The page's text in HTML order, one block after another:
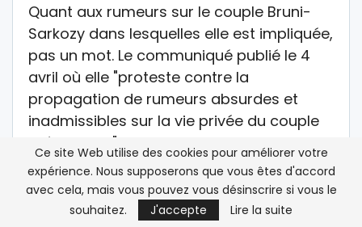
Quant aux rumeurs sur le couple Bruni-
Sarkozy dans lesquelles elle est impliquée,
pas un mot. Le communiqué publié le 4
avril où elle "proteste contre la
propagation de rumeurs absurdes et
inadmissibles sur la vie privée du couple
présidentiel" n’y figure pas. Sans surprise,
Rachida Dati ne publie que des
informations choisies et soigne sa
communication. Sans succès pour
Ce site Web utilise des cookies pour améliorer votre
expérience. Nous supposerons que vous êtes d'accord
avec cela, mais vous pouvez vous désinscrire si vous le
souhaitez.
J'accepte Lire la suite